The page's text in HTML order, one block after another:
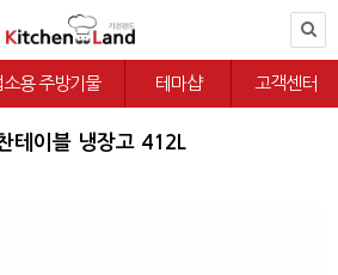
소용 주방기물 테마샵 고객센터
테이블 냉장고 412L